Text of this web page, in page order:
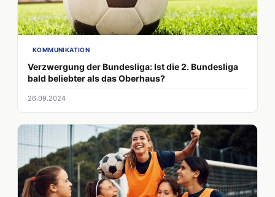
KOMMUNIKATION
Verzwergung der Bundesliga: Ist die 2. Bundesliga
bald beliebter als das Oberhaus?
26.09.2024